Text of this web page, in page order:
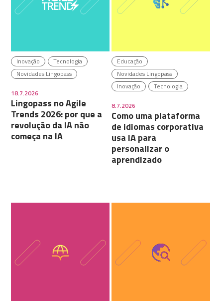
Inovação
Tecnologia
Novidades Lingopass
18.7.2026
Lingopass no Agile
Trends 2026: por que a
revolução da IA não
começa na IA
Educação
Novidades Lingopass
Inovação
Tecnologia
8.7.2026
Como uma plataforma
de idiomas corporativa
usa IA para
personalizar o
aprendizado